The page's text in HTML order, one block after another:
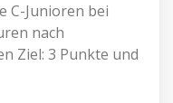
C-Junioren bei
nach
Ziel: 3 Punkte und